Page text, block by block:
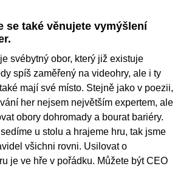
se také věnujete vymýšlení
svébytný obor, který již existuje
spíš zaměřený na videohry, ale i ty
mají své místo. Stejně jako v poezii,
her nejsem největším expertem, ale
obory dohromady a bourat bariéry.
u stolu a hrajeme hru, tak jsme
všichni rovni. Usilovat o
je ve hře v pořádku. Můžete být CEO